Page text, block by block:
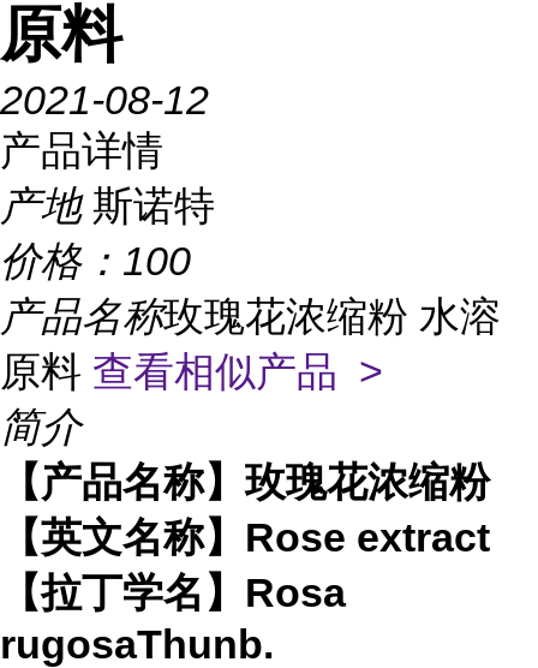
原料
2021-08-12
产品详情
产地 斯诺特
价格： 100
产品名称玫瑰花浓缩粉 水溶
原料 查看相似产品 >
简介
【产品名称】玫瑰花浓缩粉
【英文名称】Rose extract
【拉丁学名】Rosa
rugosaThunb.